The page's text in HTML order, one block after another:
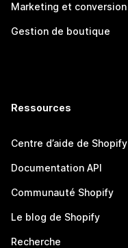
Marketing et conversion
Gestion de boutique
Ressources
Centre d’aide de Shopify
Documentation API
Communauté Shopify
Le blog de Shopify
Recherche